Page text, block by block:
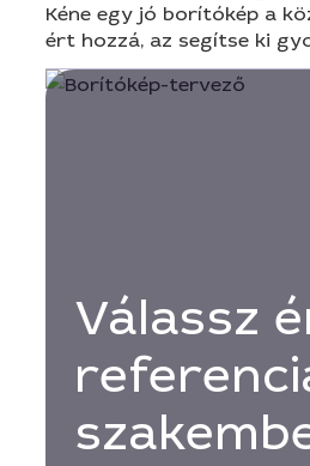
Kéne egy jó borítókép a
ért hozzá, az segítse ki
Válassz